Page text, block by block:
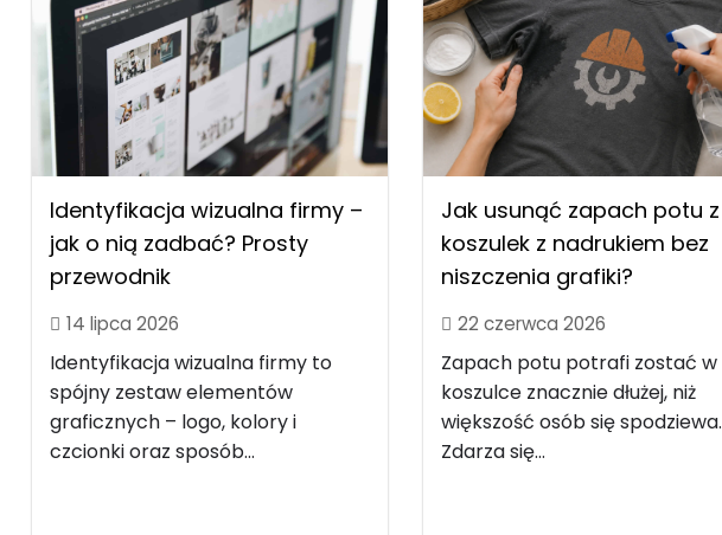
Identyfikacja wizualna firmy –
jak o nią zadbać? Prosty
przewodnik
14 lipca 2026
Identyfikacja wizualna firmy to
spójny zestaw elementów
graficznych – logo, kolory i
czcionki oraz sposób...
Jak usunąć zapach potu z
koszulek z nadrukiem bez
niszczenia grafiki?
22 czerwca 2026
Zapach potu potrafi zostać w
koszulce znacznie dłużej, niż
większość osób się spodziewa.
Zdarza się...